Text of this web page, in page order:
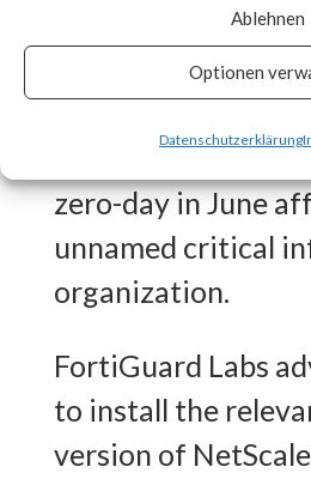
Ablehnen
Optionen
Datenschutzerklärung
Catalog on July
CISA released an
vulnerability was
zero-day in June
unnamed critical
organization.
FortiGuard Labs
to install the
version of